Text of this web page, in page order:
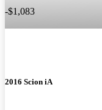
-$1,083
2016 Scion iA